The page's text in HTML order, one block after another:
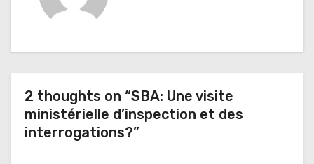
t
o
n
2 thoughts on “SBA: Une visite
ministérielle d’inspection et des
interrogations?”